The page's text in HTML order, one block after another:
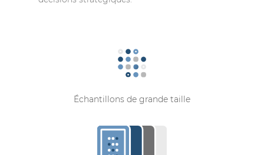
Échantillons de grande taille